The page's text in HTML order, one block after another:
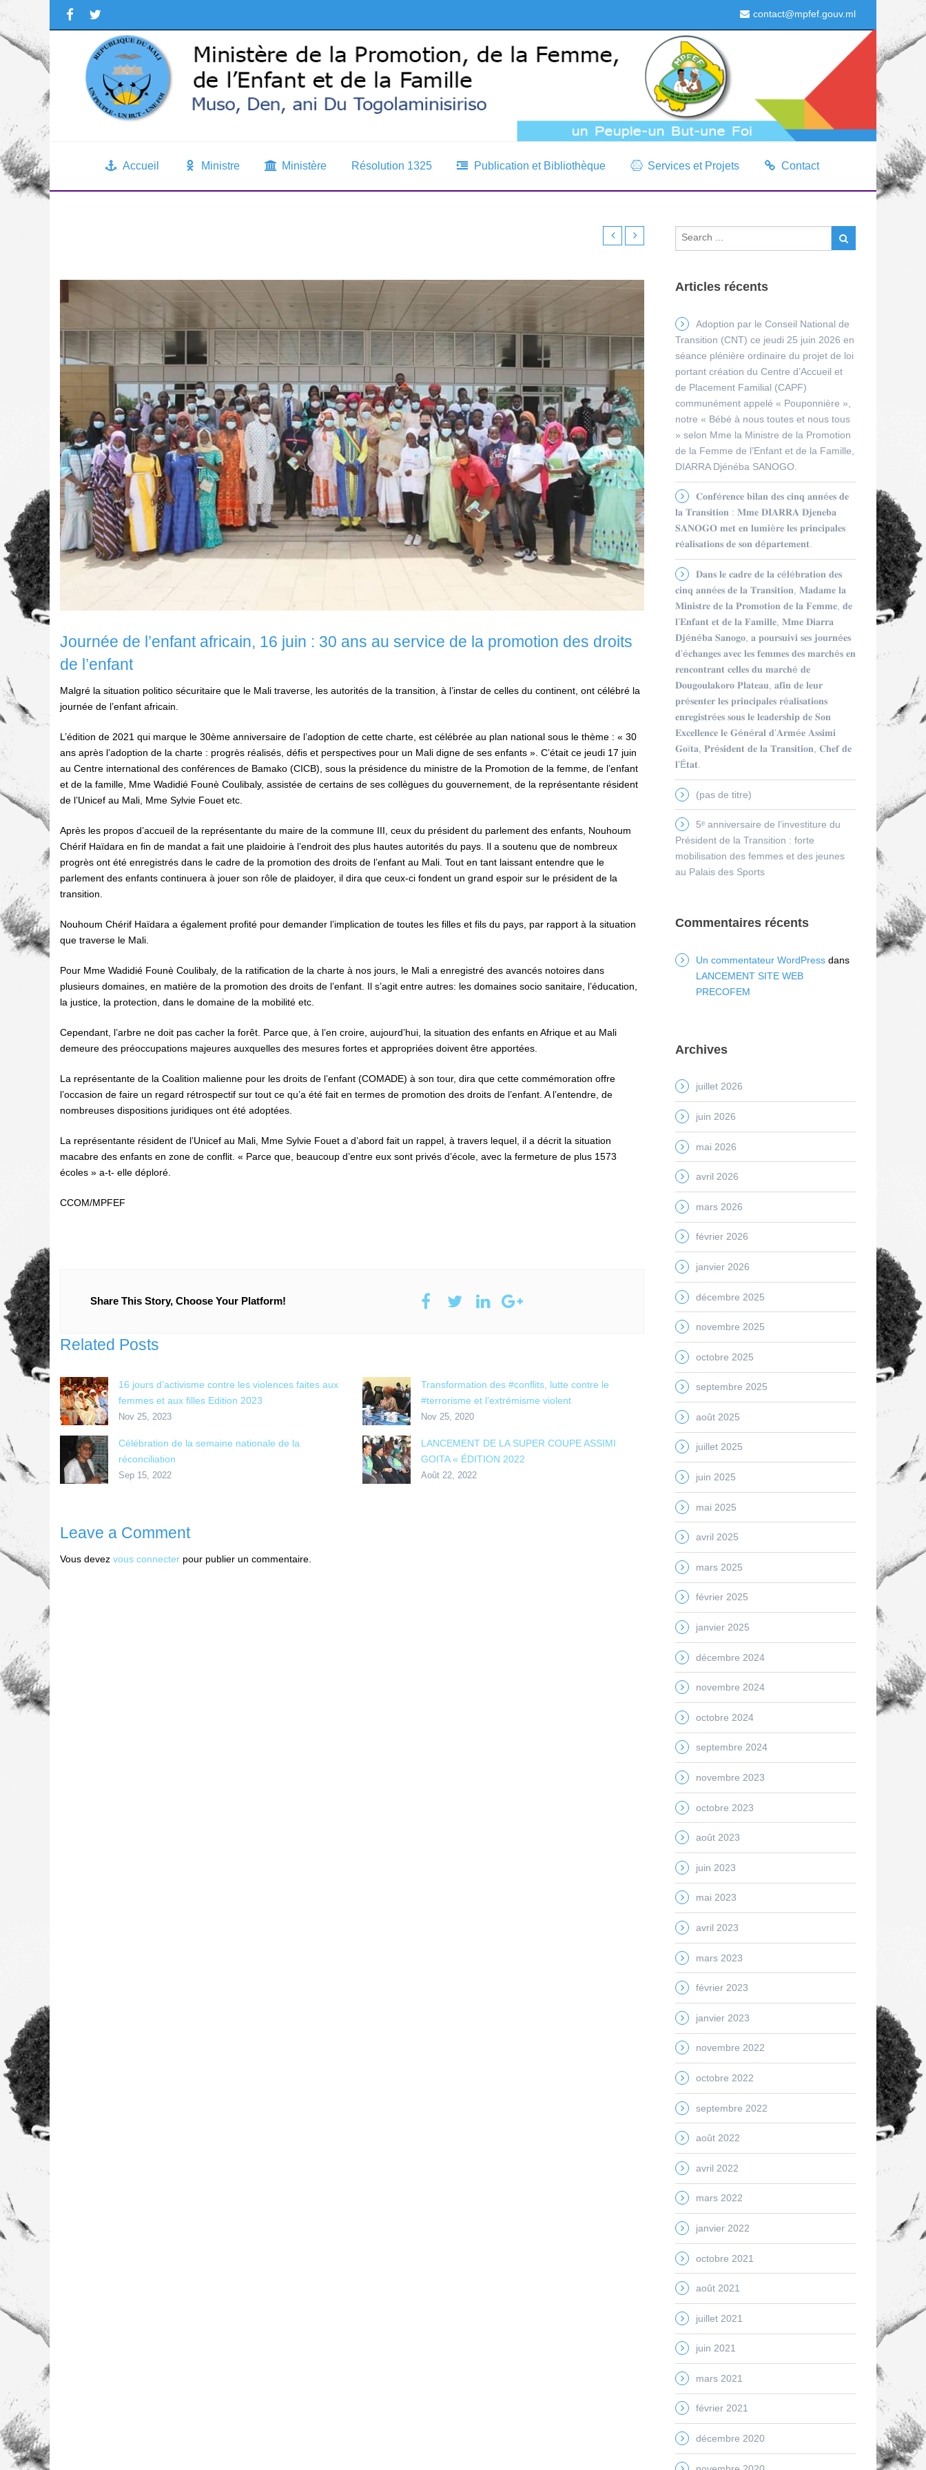
contact@mpfef.gouv.ml
Accueil Ministre Ministère Résolution 1325 Publication et Bibliothèque Services et Projets Contact
Journée de l’enfant africain, 16 juin : 30 ans au service de la promotion des droits
de l’enfant
Malgré la situation politico sécuritaire que le Mali traverse, les autorités de la transition, à l’instar de celles du continent, ont célébré la
journée de l’enfant africain.
L’édition de 2021 qui marque le 30ème anniversaire de l’adoption de cette charte, est célébrée au plan national sous le thème : « 30
ans après l’adoption de la charte : progrès réalisés, défis et perspectives pour un Mali digne de ses enfants ». C’était ce jeudi 17 juin
au Centre international des conférences de Bamako (CICB), sous la présidence du ministre de la Promotion de la femme, de l’enfant
et de la famille, Mme Wadidié Founè Coulibaly, assistée de certains de ses collègues du gouvernement, de la représentante résident
de l’Unicef au Mali, Mme Sylvie Fouet etc.
Après les propos d’accueil de la représentante du maire de la commune III, ceux du président du parlement des enfants, Nouhoum
Chérif Haïdara en fin de mandat a fait une plaidoirie à l’endroit des plus hautes autorités du pays. Il a soutenu que de nombreux
progrès ont été enregistrés dans le cadre de la promotion des droits de l’enfant au Mali. Tout en tant laissant entendre que le
parlement des enfants continuera à jouer son rôle de plaidoyer, il dira que ceux-ci fondent un grand espoir sur le président de la
transition.
Nouhoum Chérif Haïdara a également profité pour demander l’implication de toutes les filles et fils du pays, par rapport à la situation
que traverse le Mali.
Pour Mme Wadidié Founè Coulibaly, de la ratification de la charte à nos jours, le Mali a enregistré des avancés notoires dans
plusieurs domaines, en matière de la promotion des droits de l’enfant. Il s’agit entre autres: les domaines socio sanitaire, l’éducation,
la justice, la protection, dans le domaine de la mobilité etc.
Cependant, l’arbre ne doit pas cacher la forêt. Parce que, à l’en croire, aujourd’hui, la situation des enfants en Afrique et au Mali
demeure des préoccupations majeures auxquelles des mesures fortes et appropriées doivent être apportées.
La représentante de la Coalition malienne pour les droits de l’enfant (COMADE) à son tour, dira que cette commémoration offre
l’occasion de faire un regard rétrospectif sur tout ce qu’a été fait en termes de promotion des droits de l’enfant. A l’entendre, de
nombreuses dispositions juridiques ont été adoptées.
La représentante résident de l’Unicef au Mali, Mme Sylvie Fouet a d’abord fait un rappel, à travers lequel, il a décrit la situation
macabre des enfants en zone de conflit. « Parce que, beaucoup d’entre eux sont privés d’école, avec la fermeture de plus 1573
écoles » a-t- elle déploré.
CCOM/MPFEF
Share This Story, Choose Your Platform!
Related Posts
16 jours d’activisme contre les violences faites aux
femmes et aux filles Edition 2023
Nov 25, 2023
Transformation des #conflits, lutte contre le
#terrorisme et l’extrémisme violent
Nov 25, 2020
Célébration de la semaine nationale de la
réconciliation
Sep 15, 2022
LANCEMENT DE LA SUPER COUPE ASSIMI
GOITA « ÉDITION 2022
Août 22, 2022
Leave a Comment
Vous devez vous connecter pour publier un commentaire.
Articles récents
Adoption par le Conseil National de
Transition (CNT) ce jeudi 25 juin 2026 en
séance plénière ordinaire du projet de loi
portant création du Centre d’Accueil et
de Placement Familial (CAPF)
communément appelé « Pouponnière »,
notre « Bébé à nous toutes et nous tous
» selon Mme la Ministre de la Promotion
de la Femme de l’Enfant et de la Famille,
DIARRA Djénéba SANOGO.
𝐂𝐨𝐧𝐟é𝐫𝐞𝐧𝐜𝐞 𝐛𝐢𝐥𝐚𝐧 𝐝𝐞𝐬 𝐜𝐢𝐧𝐪 𝐚𝐧𝐧é𝐞𝐬 𝐝𝐞
𝐥𝐚 𝐓𝐫𝐚𝐧𝐬𝐢𝐭𝐢𝐨𝐧 : 𝐌𝐦𝐞 𝐃𝐈𝐀𝐑𝐑𝐀 𝐃𝐣𝐞𝐧𝐞𝐛𝐚
𝐒𝐀𝐍𝐎𝐆𝐎 𝐦𝐞𝐭 𝐞𝐧 𝐥𝐮𝐦𝐢è𝐫𝐞 𝐥𝐞𝐬 𝐩𝐫𝐢𝐧𝐜𝐢𝐩𝐚𝐥𝐞𝐬
𝐫é𝐚𝐥𝐢𝐬𝐚𝐭𝐢𝐨𝐧𝐬 𝐝𝐞 𝐬𝐨𝐧 𝐝é𝐩𝐚𝐫𝐭𝐞𝐦𝐞𝐧𝐭.
𝐃𝐚𝐧𝐬 𝐥𝐞 𝐜𝐚𝐝𝐫𝐞 𝐝𝐞 𝐥𝐚 𝐜é𝐥é𝐛𝐫𝐚𝐭𝐢𝐨𝐧 𝐝𝐞𝐬
𝐜𝐢𝐧𝐪 𝐚𝐧𝐧é𝐞𝐬 𝐝𝐞 𝐥𝐚 𝐓𝐫𝐚𝐧𝐬𝐢𝐭𝐢𝐨𝐧, 𝐌𝐚𝐝𝐚𝐦𝐞 𝐥𝐚
𝐌𝐢𝐧𝐢𝐬𝐭𝐫𝐞 𝐝𝐞 𝐥𝐚 𝐏𝐫𝐨𝐦𝐨𝐭𝐢𝐨𝐧 𝐝𝐞 𝐥𝐚 𝐅𝐞𝐦𝐦𝐞, 𝐝𝐞
𝐥’𝐄𝐧𝐟𝐚𝐧𝐭 𝐞𝐭 𝐝𝐞 𝐥𝐚 𝐅𝐚𝐦𝐢𝐥𝐥𝐞, 𝐌𝐦𝐞 𝐃𝐢𝐚𝐫𝐫𝐚
𝐃𝐣é𝐧é𝐛𝐚 𝐒𝐚𝐧𝐨𝐠𝐨, 𝐚 𝐩𝐨𝐮𝐫𝐬𝐮𝐢𝐯𝐢 𝐬𝐞𝐬 𝐣𝐨𝐮𝐫𝐧é𝐞𝐬
𝐝’é𝐜𝐡𝐚𝐧𝐠𝐞𝐬 𝐚𝐯𝐞𝐜 𝐥𝐞𝐬 𝐟𝐞𝐦𝐦𝐞𝐬 𝐝𝐞𝐬 𝐦𝐚𝐫𝐜𝐡é𝐬 𝐞𝐧
𝐫𝐞𝐧𝐜𝐨𝐧𝐭𝐫𝐚𝐧𝐭 𝐜𝐞𝐥𝐥𝐞𝐬 𝐝𝐮 𝐦𝐚𝐫𝐜𝐡é 𝐝𝐞
𝐃𝐨𝐮𝐠𝐨𝐮𝐥𝐚𝐤𝐨𝐫𝐨 𝐏𝐥𝐚𝐭𝐞𝐚𝐮, 𝐚𝐟𝐢𝐧 𝐝𝐞 𝐥𝐞𝐮𝐫
𝐩𝐫é𝐬𝐞𝐧𝐭𝐞𝐫 𝐥𝐞𝐬 𝐩𝐫𝐢𝐧𝐜𝐢𝐩𝐚𝐥𝐞𝐬 𝐫é𝐚𝐥𝐢𝐬𝐚𝐭𝐢𝐨𝐧𝐬
𝐞𝐧𝐫𝐞𝐠𝐢𝐬𝐭𝐫é𝐞𝐬 𝐬𝐨𝐮𝐬 𝐥𝐞 𝐥𝐞𝐚𝐝𝐞𝐫𝐬𝐡𝐢𝐩 𝐝𝐞 𝐒𝐨𝐧
𝐄𝐱𝐜𝐞𝐥𝐥𝐞𝐧𝐜𝐞 𝐥𝐞 𝐆é𝐧é𝐫𝐚𝐥 𝐝’𝐀𝐫𝐦é𝐞 𝐀𝐬𝐬𝐢𝐦𝐢
𝐆𝐨ï𝐭𝐚, 𝐏𝐫é𝐬𝐢𝐝𝐞𝐧𝐭 𝐝𝐞 𝐥𝐚 𝐓𝐫𝐚𝐧𝐬𝐢𝐭𝐢𝐨𝐧, 𝐂𝐡𝐞𝐟 𝐝𝐞
𝐥’É𝐭𝐚𝐭.
(pas de titre)
5ᵉ anniversaire de l’investiture du
Président de la Transition : forte
mobilisation des femmes et des jeunes
au Palais des Sports
Commentaires récents
Un commentateur WordPressdans
LANCEMENT SITE WEB
PRECOFEM
Archives
juillet 2026
juin 2026
mai 2026
avril 2026
mars 2026
février 2026
janvier 2026
décembre 2025
novembre 2025
octobre 2025
septembre 2025
août 2025
juillet 2025
juin 2025
mai 2025
avril 2025
mars 2025
février 2025
janvier 2025
décembre 2024
novembre 2024
octobre 2024
septembre 2024
novembre 2023
octobre 2023
août 2023
juin 2023
mai 2023
avril 2023
mars 2023
février 2023
janvier 2023
novembre 2022
octobre 2022
septembre 2022
août 2022
avril 2022
mars 2022
janvier 2022
octobre 2021
août 2021
juillet 2021
juin 2021
mars 2021
février 2021
décembre 2020